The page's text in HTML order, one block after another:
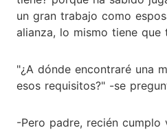
un gran trabajo como
alianza, lo mismo tiene que
"¿A dónde encontraré una
esos requisitos?" -se
-Pero padre, recién cumplo